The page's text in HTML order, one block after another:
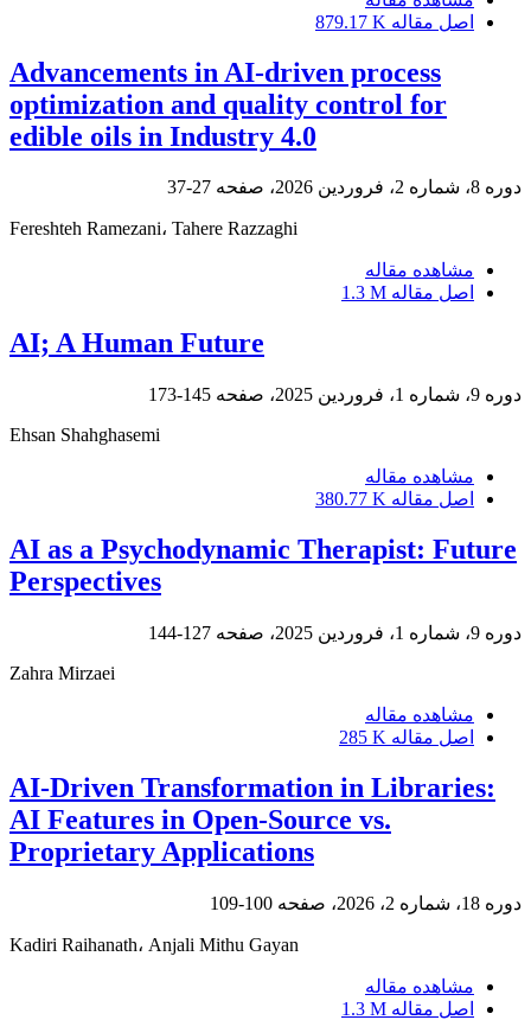
اصل مقاله 879.17 K
Advancements in AI-driven process
optimization and quality control for
edible oils in Industry 4.0
دوره 8، شماره 2، فروردین 2026، صفحه 27-37
Fereshteh Ramezani، Tahere Razzaghi
مشاهده مقاله
اصل مقاله 1.3 M
AI; A Human Future
دوره 9، شماره 1، فروردین 2025، صفحه
145-173
Ehsan Shahghasemi
مشاهده مقاله
اصل مقاله 380.77 K
AI as a Psychodynamic Therapist: Future
Perspectives
دوره 9، شماره 1، فروردین 2025، صفحه
127-144
Zahra Mirzaei
مشاهده مقاله
اصل مقاله 285 K
AI-Driven Transformation in Libraries:
AI Features in Open-Source vs.
Proprietary Applications
دوره 18، شماره 2، 2026، صفحه 100-109
Kadiri Raihanath، Anjali Mithu Gayan
مشاهده مقاله
اصل مقاله 1.3 M